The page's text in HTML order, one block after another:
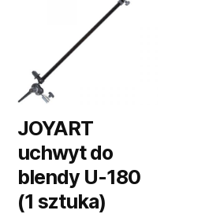
JOYART
uchwyt do
blendy U-180
(1 sztuka)